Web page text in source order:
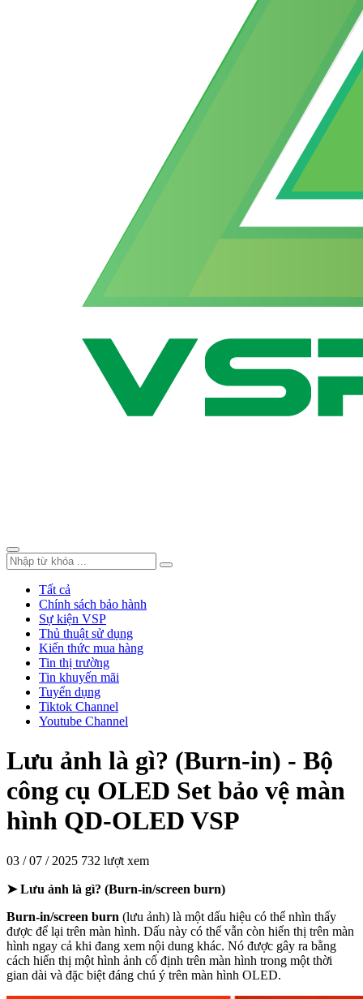
Tất cả
Chính sách bảo hành
Sự kiện VSP
Thủ thuật sử dụng
Kiến thức mua hàng
Tin thị trường
Tin khuyến mãi
Tuyển dụng
Tiktok Channel
Youtube Channel
Lưu ảnh là gì? (Burn-in) - Bộ
công cụ OLED Set bảo vệ màn
hình QD-OLED VSP
03 / 07 / 2025 732 lượt xem
➤ Lưu ảnh là gì? (Burn-in/screen burn)
Burn-in/screen burn (lưu ảnh) là một dấu hiệu có thể nhìn thấy
được để lại trên màn hình. Dấu này có thể vẫn còn hiển thị trên màn
hình ngay cả khi đang xem nội dung khác. Nó được gây ra bằng
cách hiển thị một hình ảnh cố định trên màn hình trong một thời
gian dài và đặc biệt đáng chú ý trên màn hình OLED.